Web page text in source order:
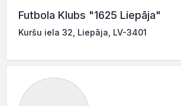
Futbola Klubs "1625 Liepāja"
Kuršu iela 32, Liepāja, LV-3401